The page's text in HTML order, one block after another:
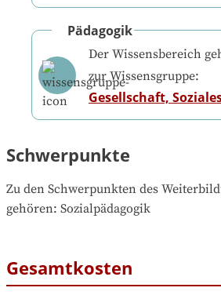
Pädagogik
Der Wissensbereich
zur Wissensgruppe:
Gesellschaft,
Schwerpunkte
Zu den Schwerpunkten des
gehören: Sozialpädagogik
Gesamtkosten